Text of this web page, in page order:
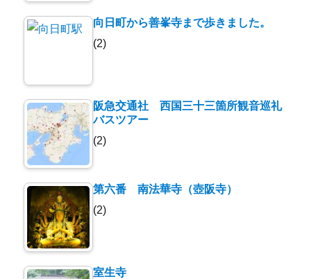
向日町から善峯寺まで歩きました。
(2)
阪急交通社 西国三十三箇所観音巡礼
バスツアー
(2)
第六番 南法華寺（壺阪寺）
(2)
室生寺